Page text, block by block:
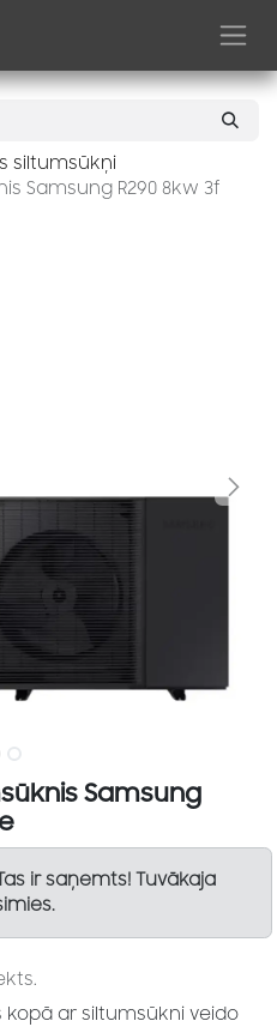
siltumsūkņi
Samsung R290 8kw 3f
Samsung
ir saņemts! Tuvākaja
kopā ar siltumsūkni veido